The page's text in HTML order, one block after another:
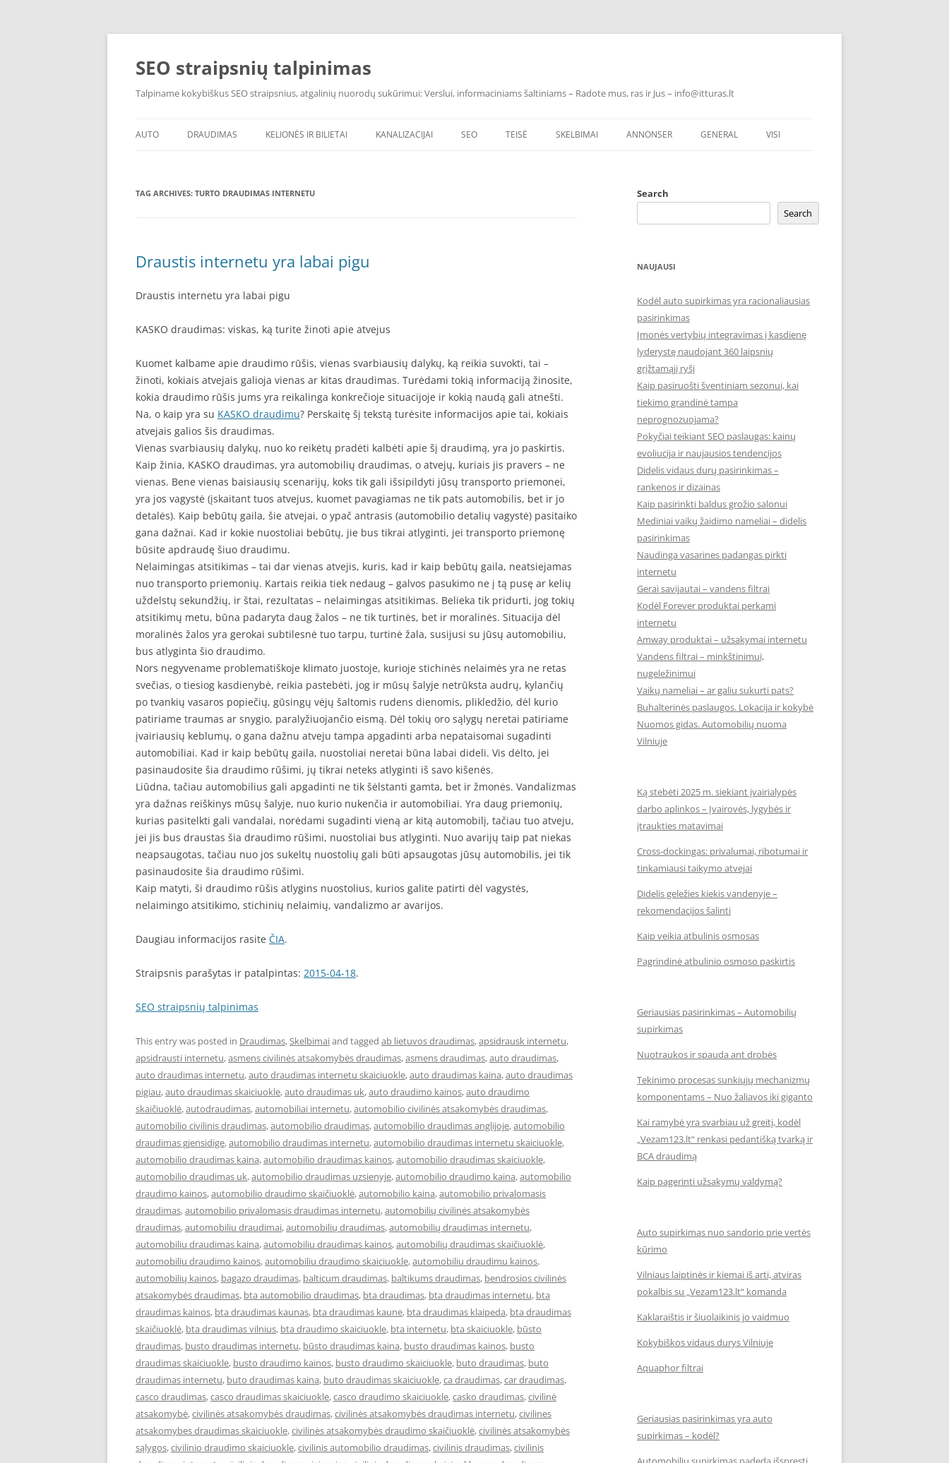
Skip
SEO straipsnių talpinimas
Talpiname kokybiškus SEO straipsnius, atgalinių nuorodų sukūrimui: Verslui, informaciniams šaltiniams – Radote mus, ras ir Jus – info@itturas.lt
AUTO DRAUDIMAS KELIONĖS IR BILIETAI KANALIZACIJAI SEO TEISĖ SKELBIMAI ANNONSER GENERAL VISI
TAG ARCHIVES: TURTO DRAUDIMAS INTERNETU
Draustis internetu yra labai pigu
Draustis internetu yra labai pigu
KASKO draudimas: viskas, ką turite žinoti apie atvejus
Kuomet kalbame apie draudimo rūšis, vienas svarbiausių dalykų, ką reikia suvokti, tai –
žinoti, kokiais atvejais galioja vienas ar kitas draudimas. Turėdami tokią informaciją žinosite,
kokia draudimo rūšis jums yra reikalinga konkrečioje situacijoje ir kokią naudą gali atnešti.
Na, o kaip yra su KASKO draudimu? Perskaitę šį tekstą turėsite informacijos apie tai, kokiais
atvejais galios šis draudimas.
Vienas svarbiausių dalykų, nuo ko reikėtų pradėti kalbėti apie šį draudimą, yra jo paskirtis.
Kaip žinia, KASKO draudimas, yra automobilių draudimas, o atvejų, kuriais jis pravers – ne
vienas. Bene vienas baisiausių scenarijų, koks tik gali išsipildyti jūsų transporto priemonei,
yra jos vagystė (įskaitant tuos atvejus, kuomet pavagiamas ne tik pats automobilis, bet ir jo
detalės). Kaip bebūtų gaila, šie atvejai, o ypač antrasis (automobilio detalių vagystė) pasitaiko
gana dažnai. Kad ir kokie nuostoliai bebūtų, jie bus tikrai atlyginti, jei transporto priemonę
būsite apdraudę šiuo draudimu.
Nelaimingas atsitikimas – tai dar vienas atvejis, kuris, kad ir kaip bebūtų gaila, neatsiejamas
nuo transporto priemonių. Kartais reikia tiek nedaug – galvos pasukimo ne į tą pusę ar kelių
uždelstų sekundžių, ir štai, rezultatas – nelaimingas atsitikimas. Belieka tik pridurti, jog tokių
atsitikimų metu, būna padaryta daug žalos – ne tik turtinės, bet ir moralinės. Situacija dėl
moralinės žalos yra gerokai subtilesnė tuo tarpu, turtinė žala, susijusi su jūsų automobiliu,
bus atlyginta šio draudimo.
Nors negyvename problematiškoje klimato juostoje, kurioje stichinės nelaimės yra ne retas
svečias, o tiesiog kasdienybė, reikia pastebėti, jog ir mūsų šalyje netrūksta audrų, kylančių
po tvankių vasaros popiečių, gūsingų vėjų šaltomis rudens dienomis, plikledžio, dėl kurio
patiriame traumas ar snygio, paralyžiuojančio eismą. Dėl tokių oro sąlygų neretai patiriame
įvairiausių keblumų, o gana dažnu atveju tampa apgadinti arba nepataisomai sugadinti
automobiliai. Kad ir kaip bebūtų gaila, nuostoliai neretai būna labai dideli. Vis dėlto, jei
pasinaudosite šia draudimo rūšimi, jų tikrai neteks atlyginti iš savo kišenės.
Liūdna, tačiau automobilius gali apgadinti ne tik šėlstanti gamta, bet ir žmonės. Vandalizmas
yra dažnas reiškinys mūsų šalyje, nuo kurio nukenčia ir automobiliai. Yra daug priemonių,
kurias pasitelkti gali vandalai, norėdami sugadinti vieną ar kitą automobilį, tačiau tuo atveju,
jei jis bus draustas šia draudimo rūšimi, nuostoliai bus atlyginti. Nuo avarijų taip pat niekas
neapsaugotas, tačiau nuo jos sukeltų nuostolių gali būti apsaugotas jūsų automobilis, jei tik
pasinaudosite šia draudimo rūšimi.
Kaip matyti, ši draudimo rūšis atlygins nuostolius, kurios galite patirti dėl vagystės,
nelaimingo atsitikimo, stichinių nelaimių, vandalizmo ar avarijos.
Daugiau informacijos rasite ČIA.
Straipsnis parašytas ir patalpintas: 2015-04-18.
SEO straipsnių talpinimas
This entry was posted in Draudimas,Skelbimaiand tagged ab lietuvos draudimas,apsidrausk internetu,
apsidrausti internetu,asmens civilinės atsakomybės draudimas,asmens draudimas,auto draudimas,
auto draudimas internetu,auto draudimas internetu skaiciuokle,auto draudimas kaina,auto draudimas
pigiau,auto draudimas skaiciuokle,auto draudimas uk,auto draudimo kainos,auto draudimo
skaičiuoklė,autodraudimas,automobiliai internetu,automobilio civilinės atsakomybės draudimas,
automobilio civilinis draudimas,automobilio draudimas,automobilio draudimas anglijoje,automobilio
draudimas gjensidige,automobilio draudimas internetu,automobilio draudimas internetu skaiciuokle,
automobilio draudimas kaina,automobilio draudimas kainos,automobilio draudimas skaiciuokle,
automobilio draudimas uk,automobilio draudimas uzsienyje,automobilio draudimo kaina,automobilio
draudimo kainos,automobilio draudimo skaičiuoklė,automobilio kaina,automobilio privalomasis
draudimas,automobilio privalomasis draudimas internetu,automobilių civilinės atsakomybės
draudimas,automobiliu draudimai,automobilių draudimas,automobilių draudimas internetu,
automobiliu draudimas kaina,automobiliu draudimas kainos,automobilių draudimas skaičiuoklė,
automobiliu draudimo kainos,automobiliu draudimo skaiciuokle,automobiliu draudimu kainos,
automobilių kainos, bagazo draudimas, balticum draudimas, baltikums draudimas, bendrosios civilinės
atsakomybės draudimas, bta automobilio draudimas, bta draudimas, bta draudimas internetu, bta
draudimas kainos, bta draudimas kaunas, bta draudimas kaune, bta draudimas klaipeda, bta draudimas
skaičiuoklė, bta draudimas vilnius, bta draudimo skaiciuokle, bta internetu, bta skaiciuokle, būsto
draudimas, busto draudimas internetu, būsto draudimas kaina, busto draudimas kainos, busto
draudimas skaiciuokle, busto draudimo kainos, busto draudimo skaiciuokle, buto draudimas, buto
draudimas internetu, buto draudimas kaina, buto draudimas skaiciuokle,ca draudimas,car draudimas,
casco draudimas,casco draudimas skaiciuokle,casco draudimo skaiciuokle,casko draudimas,civilinė
atsakomybė,civilinės atsakomybės draudimas,civilinės atsakomybės draudimas internetu,civilines
atsakomybes draudimas skaiciuokle,civilinės atsakomybės draudimo skaičiuoklė,civilinės atsakomybės
sąlygos,civilinio draudimo skaiciuokle,civilinis automobilio draudimas,civilinis draudimas,civilinis
Search
Search
NAUJAUSI
Kodėl auto supirkimas yra racionaliausias
pasirinkimas
Įmonės vertybių integravimas į kasdienę
lyderystę naudojant 360 laipsnių
grįžtamąjį ryšį
Kaip pasiruošti šventiniam sezonui, kai
tiekimo grandinė tampa
neprognozuojama?
Pokyčiai teikiant SEO paslaugas: kainų
evoliucija ir naujausios tendencijos
Didelis vidaus durų pasirinkimas –
rankenos ir dizainas
Kaip pasirinkti baldus grožio salonui
Mediniai vaikų žaidimo nameliai – didelis
pasirinkimas
Naudinga vasarines padangas pirkti
internetu
Gerai savijautai – vandens filtrai
Kodėl Forever produktai perkami
internetu
Amway produktai – užsakymai internetu
Vandens filtrai – minkštinimui,
nugeležinimui
Vaikų nameliai – ar galiu sukurti pats?
Buhalterinės paslaugos. Lokacija ir kokybė
Nuomos gidas. Automobilių nuoma
Vilniuje
Ką stebėti 2025 m. siekiant įvairialypės
darbo aplinkos – Įvairovės, lygybės ir
įtraukties matavimai
Cross-dockingas: privalumai, ribotumai ir
tinkamiausi taikymo atvejai
Didelis geležies kiekis vandenyje –
rekomendacijos šalinti
Kaip veikia atbulinis osmosas
Pagrindinė atbulinio osmoso paskirtis
Geriausias pasirinkimas – Automobilių
supirkimas
Nuotraukos ir spauda ant drobės
Tekinimo procesas sunkiųjų mechanizmų
komponentams – Nuo žaliavos iki giganto
Kai ramybė yra svarbiau už greitį, kodėl
„Vezam123.lt“ renkasi pedantišką tvarką ir
BCA draudimą
Kaip pagerinti užsakymų valdymą?
Auto supirkimas nuo sandorio prie vertės
kūrimo
Vilniaus laiptinės ir kiemai iš arti, atviras
pokalbis su „Vezam123.lt“ komanda
Kaklaraištis ir šiuolaikinis jo vaidmuo
Kokybiškos vidaus durys Vilniuje
Aquaphor filtrai
Geriausias pasirinkimas yra auto
supirkimas – kodėl?